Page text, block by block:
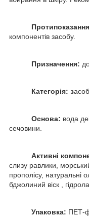
компонентів засобу.
Призначення:
Категорія: з
Основа: вода
сечовини.
Активні
слизу равлики,
прополісу, натуральні
бджолиний віск ,
Упаковка: ПЕТ-